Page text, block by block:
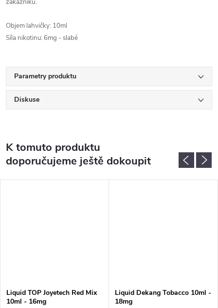
Objem lahvičky: 10ml
Síla nikotinu: 6mg - slabé
Parametry produktu
Diskuse
K tomuto produktu
doporučujeme ještě dokoupit
Liquid TOP Joyetech Red Mix
10ml - 16mg
Liquid Dekang Tobacco 10ml -
18mg